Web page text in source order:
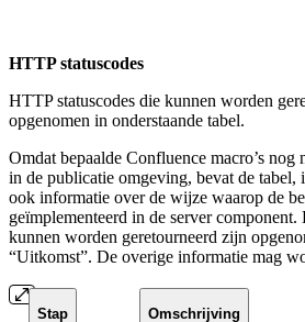
HTTP statuscodes
HTTP statuscodes die kunnen worden
opgenomen in onderstaande tabel.
Omdat bepaalde Confluence macro’s nog
in de publicatie omgeving, bevat de tabel,
ook informatie over de wijze waarop de
geïmplementeerd in de server component.
kunnen worden geretourneerd zijn
“Uitkomst”. De overige informatie mag
Stap Omschrijving